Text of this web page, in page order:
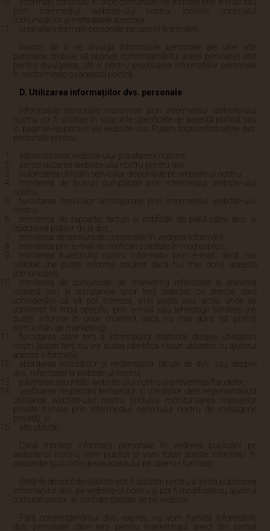
prin intermediul website-ului nostru, inclusiv conținutul
comunicărilor și metadatele acestora;
orice alte informații personale pe care ni le trimiteți.
Înainte de a ne divulga informațiile personale ale unei alte
persoane, trebuie să obțineți consimțământul acelei persoanei atât
pentru divulgarea, cât și pentru procesarea informațiilor personale
în conformitate cu această politică.
D. Utilizarea informațiilor dvs. personale
Informațiile personale transmise prin intermediul website-ului
nostru vor fi utilizate în scopurile specificate de această politică sau
în paginile respective ale website-ului. Putem folosi informațiile dvs.
personale pentru:
administrarea website-ului și a afacerii noastre;
personalizarea website-ului nostru pentru dvs.;
autorizarea utilizării serviciilor disponibile pe website-ul nostru;
trimiterea de bunuri cumpărate prin intermediul website-ului
nostru;
furnizarea serviciilor achiziționate prin intermediul website-ului
nostru;
trimiterea de rapoarte, facturi și notificări de plată către dvs. și
colectarea plăților de la dvs.;
trimiterea de comunicări comerciale în vederea informării;
trimiterea prin e-mail de notificări solicitate în mod expres;
trimiterea buletinului nostru informativ prin e-mail, dacă l-ați
solicitat (ne puteți informa oricând dacă nu mai doriți această
comunicare);
trimiterea de comunicări de marketing referitoare la afacerea
noastră sau la companiile unor terți selectați cu atenție, care
considerăm că vă pot interesa, prin poștă sau, acolo unde ați
consimțit în mod specific, prin e-mail sau tehnologii similare (ne
puteți informa în orice moment dacă nu mai doriți să primiți
comunicări de marketing);
furnizarea către terți a informațiilor statistice despre utilizatorii
noștri (acești terți nu vor putea identifica niciun utilizator cu ajutorul
acestor informații);
abordarea solicitărilor și reclamațiilor făcute de dvs. sau despre
dvs. referitoare la website-ul nostru;
păstrarea securității website-ului nostru și prevenirea fraudelor;
verificarea respectării termenilor și condițiilor care reglementează
utilizarea website-ului nostru (inclusiv monitorizarea mesajelor
private trimise prin intermediul serviciului nostru de mesagerie
privată); și
alte utilizări.
Dacă trimiteți informații personale în vederea publicării pe
website-ul nostru, vom publica și vom folosi aceste informații în
concordanță cu întinderea acordului pe care ni-l furnizați.
Setările de confidențialitate pot fi utilizate pentru a limita publicarea
informațiilor dvs. pe website-ul nostru și pot fi modificate cu ajutorul
comutatoarelor de confidențialitate de pe website.
Fără consimțământul dvs. expres, nu vom furniza informațiile
dvs. personale către terți pentru marketingul direct din partea